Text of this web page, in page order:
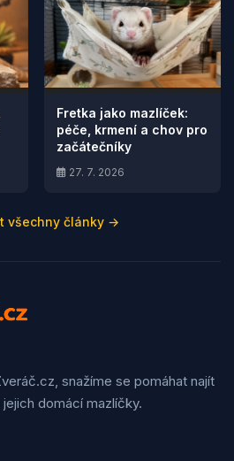
Fretka jako mazlíček:
péče, krmení a chov pro
začátečníky
27. 7. 2026
všechny články →
snažíme se pomáhat najít
domácí mazlíčky.